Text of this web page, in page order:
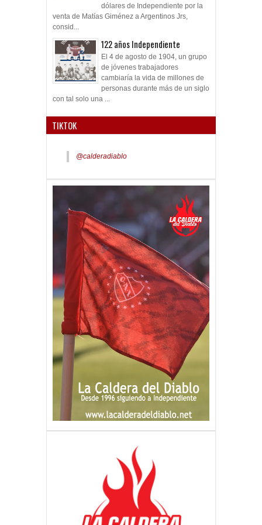
dólares de Independiente por la
venta de Matías Giménez a Argentinos Jrs,
consid...
122 años Independiente
El 4 de agosto de 1904, un grupo
de jóvenes trabajadores
cambiaría la vida de millones de
personas durante más de un siglo
con tal solo una ...
TIKTOK
@calderadiablo